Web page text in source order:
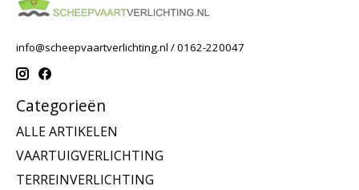
info@scheepvaartverlichting.nl / 0162-220047
Categorieën
ALLE ARTIKELEN
VAARTUIGVERLICHTING
TERREINVERLICHTING